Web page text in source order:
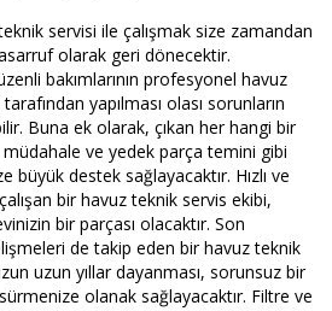
servisi ile çalışmak size zamandan
olarak geri dönecektir.
bakımlarının profesyonel havuz
yapılması olası sorunların
Buna ek olarak, çıkan her hangi bir
müdahale ve yedek parça temini gibi
büyük destek sağlayacaktır. Hızlı ve
bir havuz teknik servis ekibi,
bir parçası olacaktır. Son
de takip eden bir havuz teknik
uzun yıllar dayanması, sorunsuz bir
olanak sağlayacaktır. Filtre ve